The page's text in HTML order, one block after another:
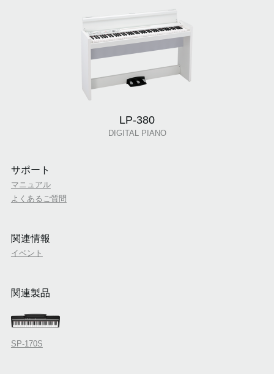
LP-380
DIGITAL PIANO
サポート
マニュアル
よくあるご質問
関連情報
イベント
関連製品
SP-170S